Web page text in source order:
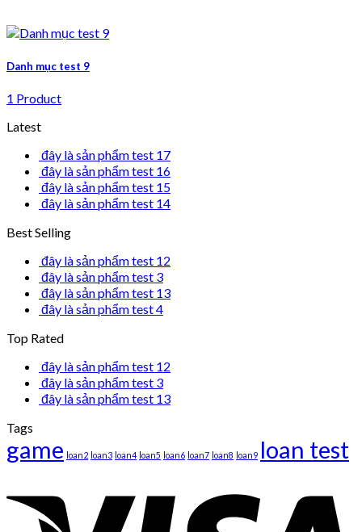
Danh mục test 9
1 Product
Latest
đây là sản phẩm test 17
đây là sản phẩm test 16
đây là sản phẩm test 15
đây là sản phẩm test 14
Best Selling
đây là sản phẩm test 12
đây là sản phẩm test 3
đây là sản phẩm test 13
đây là sản phẩm test 4
Top Rated
đây là sản phẩm test 12
đây là sản phẩm test 3
đây là sản phẩm test 13
Tags
game loan2 loan3 loan4 loan5 loan6 loan7 loan8 loan9 loan test